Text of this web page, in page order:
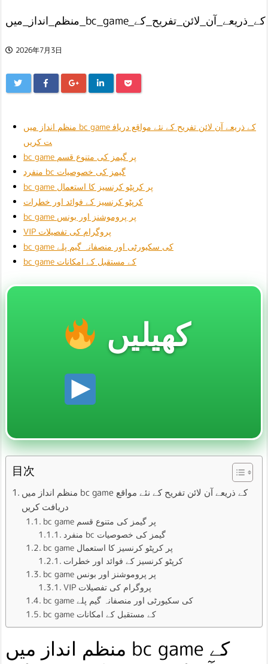
منظم_انداز_میں_bc_game_کے_ذریعے_آن_لائن_تفریح_کے
2026年7月3日
منظم انداز میں bc game کے ذریعے آن لائن تفریح ​​کے نئے مواقع دریاف
ت کریں
bc game پر گیمز کی متنوع قسم
منفرد bc گیمز کی خصوصیات
bc game پر کرپٹو کرنسیز کا استعمال
کرپٹو کرنسیز کے فوائد اور خطرات
bc game پر پروموشنز اور بونس
VIP پروگرام کی تفصیلات
bc game کی سکیورٹی اور منصفانہ گیم پلے
bc game کے مستقبل کے امکانات
کھیلیں
目次
منظم انداز میں bc game کے ذریعے آن لائن تفریح ​​کے نئے مواقع
دریافت کریں
bc game پر گیمز کی متنوع قسم
منفرد bc گیمز کی خصوصیات
bc game پر کرپٹو کرنسیز کا استعمال
کرپٹو کرنسیز کے فوائد اور خطرات
bc game پر پروموشنز اور بونس
VIP پروگرام کی تفصیلات
bc game کی سکیورٹی اور منصفانہ گیم پلے
bc game کے مستقبل کے امکانات
منظم انداز میں bc game کے